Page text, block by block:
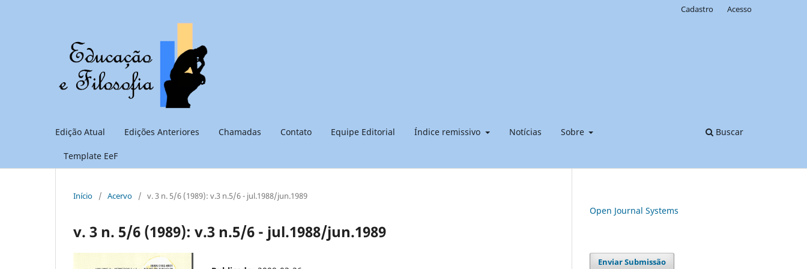
Edição Atual Edições Anteriores Chamadas Contato Equipe Editorial Índice remissivo Notícias Sobre
Template EeF
Buscar
Cadastro Acesso
Início / Acervo / v. 3 n. 5/6 (1989): v.3 n.5/6 - jul.1988/jun.1989
v. 3 n. 5/6 (1989): v.3 n.5/6 - jul.1988/jun.1989
Open Journal Systems
Enviar Submissão